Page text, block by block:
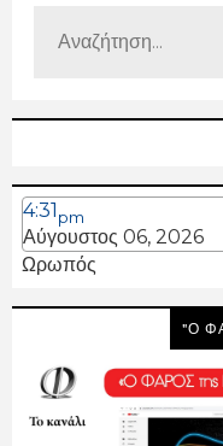
4:31pm
Αύγουστος 06, 2026
Ωρωπός
"Ο